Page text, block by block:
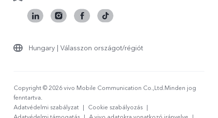
Hungary | Válasszon országot/régiót
Copyright © 2026 vivo Mobile Communication Co.,Ltd.Minden jog
fenntartva.
Adatvédelmi szabályzat | Cookie szabályozás |